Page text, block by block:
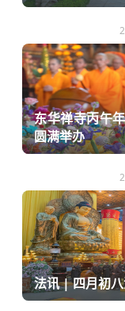
东华禅寺丙午
圆满举办
法讯 | 四月初